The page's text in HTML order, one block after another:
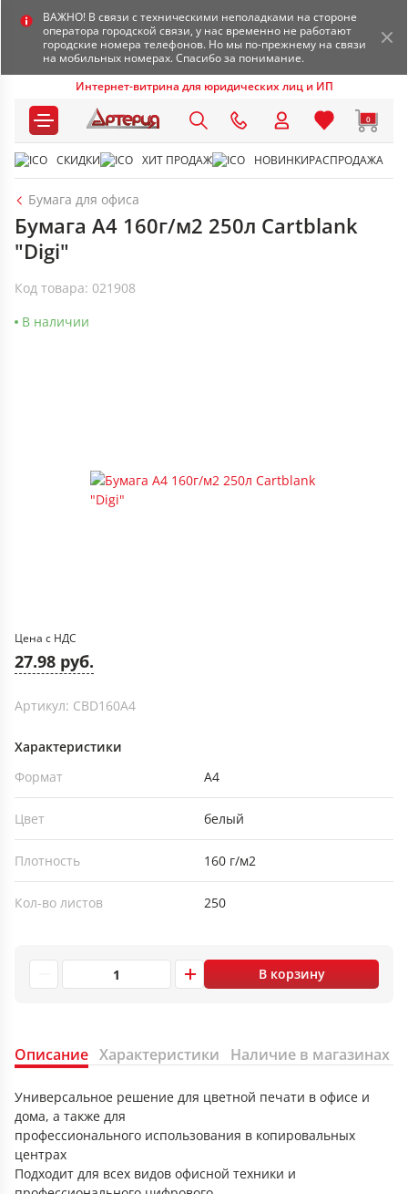
ВАЖНО! В связи с техническими неполадками на стороне
оператора городской связи, у нас временно не работают
городские номера телефонов. Но мы по-прежнему на связи
на мобильных номерах. Спасибо за понимание.
Интернет-витрина для юридических лиц и ИП
0
СКИДКИ ХИТ ПРОДАЖ НОВИНКИРАСПРОДАЖА
Бумага для офиса
Бумага А4 160г/м2 250л Cartblank
"Digi"
Код товара: 021908
В наличии
Цена с НДС
27.98 руб.
Артикул: CBD160A4
Характеристики
Формат
А4
Цвет белый
Плотность 160 г/м2
Кол-во листов 250
В корзину
Описание Характеристики Наличие в магазинах
Универсальное решение для цветной печати в офисе и
дома, а также для
профессионального использования в копировальных
центрах
Подходит для всех видов офисной техники и